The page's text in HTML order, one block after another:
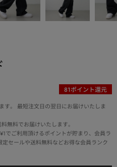
81ポイント還元
す。 最短注文日の翌日にお届けいたしま
無料でお届けいたします。
でご利用頂けるポイントが貯まり、会員ラ
セールや送料無料などお得な会員ランク